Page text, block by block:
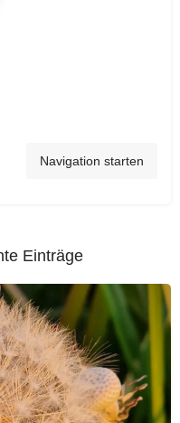
Navigation starten
Einträge